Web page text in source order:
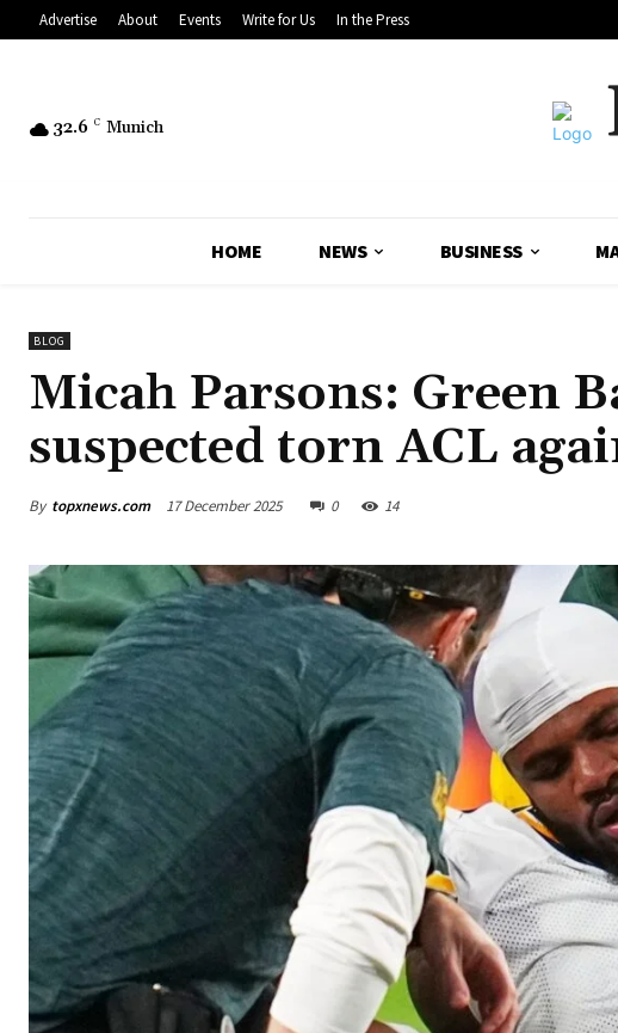
Advertise About Events Write for Us In the Press
32.6 C Munich
HOME NEWS BUSINESS
BLOG
Micah Parsons: Green
suspected torn ACL
By topxnews.com 17 December 2025 0 14